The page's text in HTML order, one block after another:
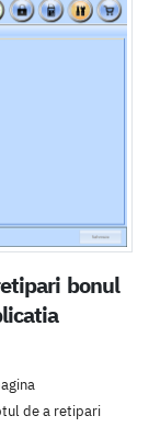
bonul
de a retipari